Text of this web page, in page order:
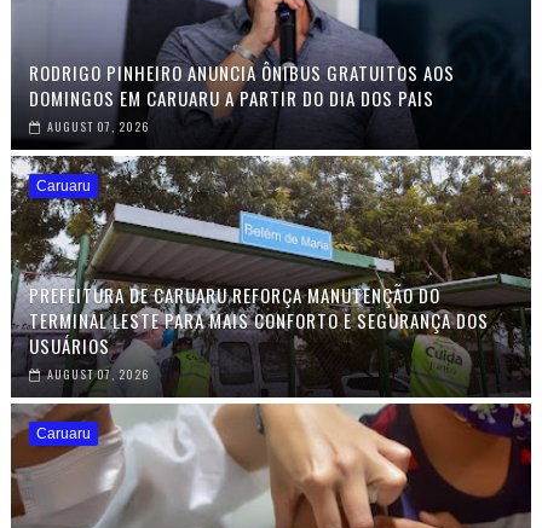
RODRIGO PINHEIRO ANUNCIA ÔNIBUS GRATUITOS AOS
DOMINGOS EM CARUARU A PARTIR DO DIA DOS PAIS
AUGUST 07, 2026
Caruaru
PREFEITURA DE CARUARU REFORÇA MANUTENÇÃO DO
TERMINAL LESTE PARA MAIS CONFORTO E SEGURANÇA DOS
USUÁRIOS
AUGUST 07, 2026
Caruaru